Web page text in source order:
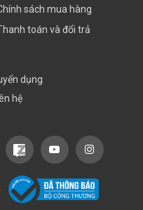
sách mua hàng
toán và đổi trả
dụng
hệ